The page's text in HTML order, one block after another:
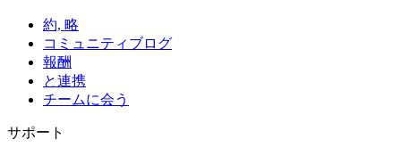
約, 略
コミュニティブログ
報酬
と連携
チームに会う
サポート